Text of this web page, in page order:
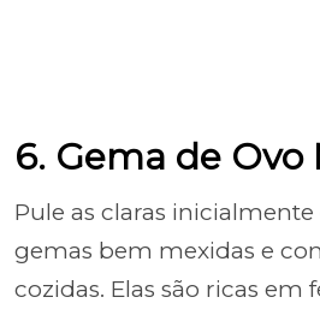
6. Gema de Ovo
Pule as claras
gemas bem mexidas e
cozidas. Elas são ricas em